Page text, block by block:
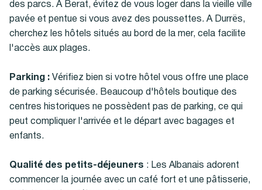
des parcs. A Berat, évitez de vous loger dans la vieille ville
pavée et pentue si vous avez des poussettes. A Durrës,
cherchez les hôtels situés au bord de la mer, cela facilite
l'accès aux plages.
Parking : Vérifiez bien si votre hôtel vous offre une place
de parking sécurisée. Beaucoup d'hôtels boutique des
centres historiques ne possèdent pas de parking, ce qui
peut compliquer l'arrivée et le départ avec bagages et
enfants.
Qualité des petits-déjeuners : Les Albanais adorent
commencer la journée avec un café fort et une pâtisserie,